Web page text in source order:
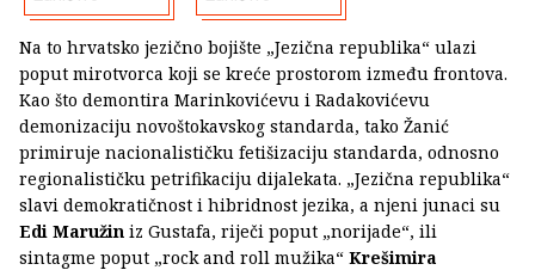
Na to hrvatsko jezično bojište „Jezična republika“ ulazi
poput mirotvorca koji se kreće prostorom između frontova.
Kao što demontira Marinkovićevu i Radakovićevu
demonizaciju novoštokavskog standarda, tako Žanić
primiruje nacionalističku fetišizaciju standarda, odnosno
regionalističku petrifikaciju dijalekata. „Jezična republika“
slavi demokratičnost i hibridnost jezika, a njeni junaci su
Edi Maružin iz Gustafa, riječi poput „norijade“, ili
sintagme poput „rock and roll mužika“ Krešimira